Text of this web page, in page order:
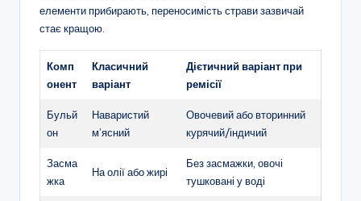
елементи прибирають, переносимість страви зазвичай
стає кращою.
Комп
онент
Класичний
варіант
Дієтичний варіант при
ремісії
Бульй
он
Наваристий
м’ясний
Овочевий або вторинний
курячий/індичий
Засма
жка
На олії або жирі
Без засмажки, овочі
тушковані у воді